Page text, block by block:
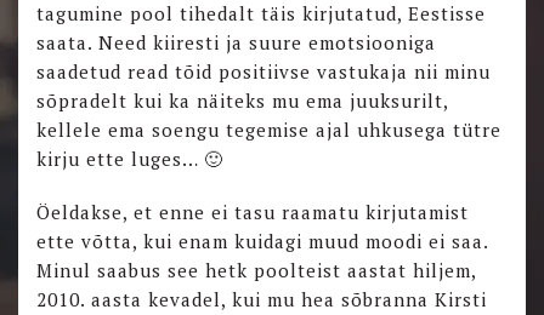
tagumine pool tihedalt täis kirjutatud, Eestisse
saata. Need kiiresti ja suure emotsiooniga
saadetud read tõid positiivse vastukaja nii minu
sõpradelt kui ka näiteks mu ema juuksurilt,
kellele ema soengu tegemise ajal uhkusega tütre
kirju ette luges… 🙂
Öeldakse, et enne ei tasu raamatu kirjutamist
ette võtta, kui enam kuidagi muud moodi ei saa.
Minul saabus see hetk poolteist aastat hiljem,
2010. aasta kevadel, kui mu hea sõbranna Kirsti